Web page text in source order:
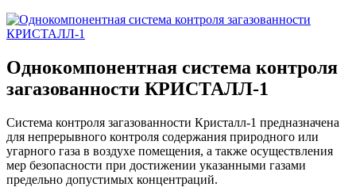
Однокомпонентная система контроля
загазованности КРИСТАЛЛ-1
Система контроля загазованности Кристалл-1 предназначена
для непрерывного контроля содержания природного или
угарного газа в воздухе помещения, а также осуществления
мер безопасности при достижении указанными газами
предельно допустимых концентраций.